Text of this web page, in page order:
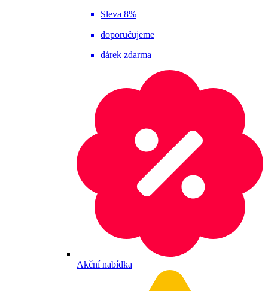
Sleva 8%
doporučujeme
dárek zdarma
Akční nabídka